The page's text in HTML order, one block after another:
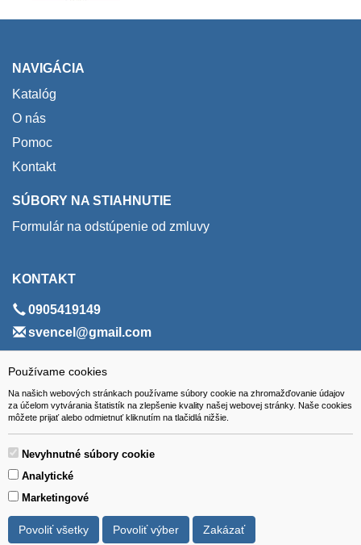
Používame cookies
Na našich webových stránkach používame súbory cookie na zhromažďovanie údajov
za účelom vytvárania štatistík na zlepšenie kvality našej webovej stránky. Naše cookies
môžete prijať alebo odmietnuť kliknutím na tlačidlá nižšie.
Nevyhnutné súbory cookie
Analytické
Marketingové
Povoliť všetky Povoliť výber Zakázať
NAVIGÁCIA
Katalóg
O nás
Pomoc
Kontakt
SÚBORY NA STIAHNUTIE
Formulár na odstúpenie od zmluvy
KONTAKT
0905419149
svencel@gmail.com
ADRESA
VEST - tech s.r.o.
Hviezdoslavova 280/6, 965 01 Žiar nad Hronom
Slovakia (Slovak Republic)
Všetky ceny sú uvádzané vrátane DPH.